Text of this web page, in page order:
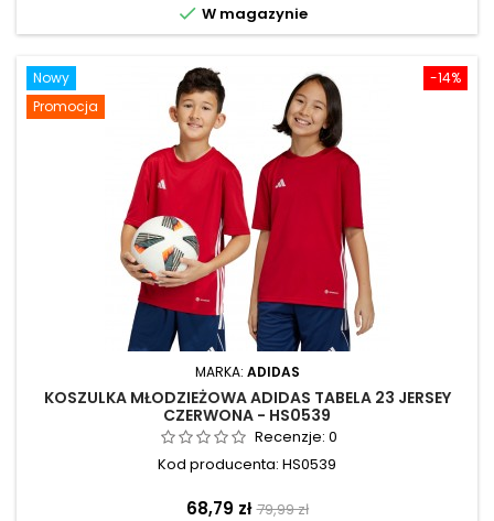
 W magazynie
-14%
Nowy
Promocja
MARKA: ADIDAS
KOSZULKA MŁODZIEŻOWA ADIDAS TABELA 23 JERSEY
CZERWONA - HS0539
Recenzje: 0
Kod producenta: HS0539
Cena
68,79 zł Cena
79,99 zł